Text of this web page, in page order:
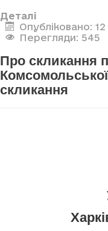
Деталі
Опубліковано:
Перегляди: 545
Про скликання
скликання